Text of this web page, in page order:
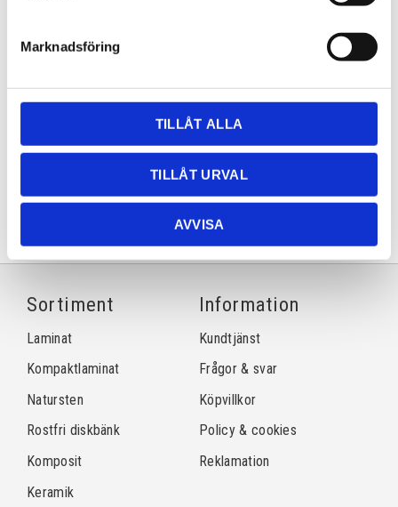
Marknadsföring
TILLÅT ALLA
TILLÅT URVAL
AVVISA
Lagerstatus
Lagervara
Artikelnr
COyster
material=kvarts;mineral-sv
Dela med dig
Facebook
TwitterLinkedIn
Sortiment
Laminat
Kompaktlaminat
Natursten
Rostfri diskbänk
Komposit
Keramik
Information
Kundtjänst
Frågor & svar
Köpvillkor
Policy & cookies
Reklamation